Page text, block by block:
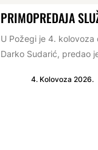
PRIMOPREDAJA
U Požegi je 4.
Darko Sudarić, predao
4. Kolovoza 2026.